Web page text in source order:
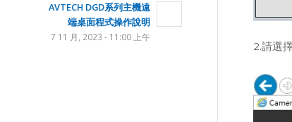
2.請選
AVTECH DGD系列主機遠
端桌面程式操作說明
7 11 月, 2023 - 11:00 上午